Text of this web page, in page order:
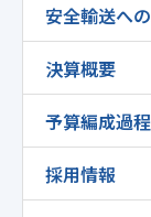
安全輸送へ
決算概要
予算編成過
採用情報